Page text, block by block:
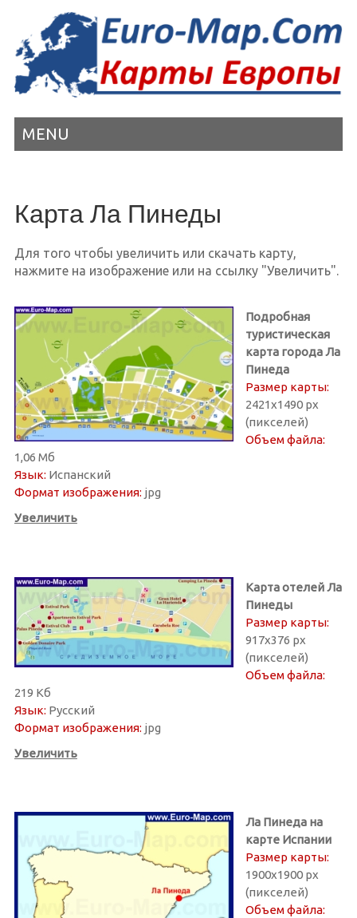
MENU
Карта Ла Пинеды
Для того чтобы увеличить или скачать карту,
нажмите на изображение или на ссылку "Увеличить".
Подробная
туристическая
карта города Ла
Пинеда
Размер карты:
2421х1490 px
(пикселей)
Объем файла:
1,06 Мб
Язык: Испанский
Формат изображения: jpg
Увеличить
Карта отелей Ла
Пинеды
Размер карты:
917х376 px
(пикселей)
Объем файла:
219 Кб
Язык: Русский
Формат изображения: jpg
Увеличить
Ла Пинеда на
карте Испании
Размер карты:
1900х1900 px
(пикселей)
Объем файла: